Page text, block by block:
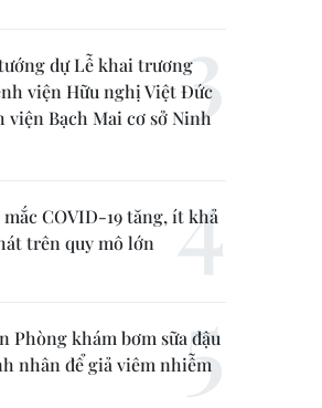
dự Lễ khai trương
viện Hữu nghị Việt Đức
viện Bạch Mai cơ sở Ninh
mắc COVID-19 tăng, ít khả
trên quy mô lớn
Phòng khám bơm sữa đậu
nhân để giả viêm nhiễm